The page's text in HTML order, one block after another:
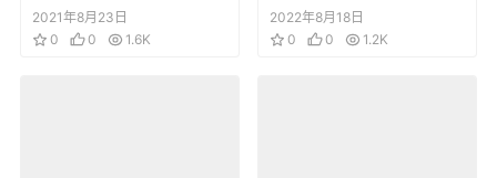
Illustration 京都 官方
动画BD附赠画集
2021年8月23日
0
0 1.6K
blue bird OFFICIAL
DESIGN WORKS
2022年8月18日
0
0 1.2K